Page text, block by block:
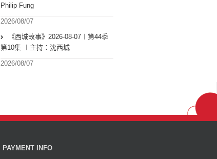
Philip Fung
2026/08/07
《西城故事》2026-08-07︱第44季
第10集 ︱主持：沈西城
2026/08/07
PAYMENT INFO